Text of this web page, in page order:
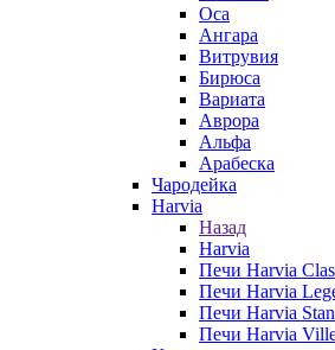
Оса
Ангара
Витрувия
Бирюса
Вариата
Аврора
Альфа
Арабеска
Чародейка
Harvia
Назад
Harvia
Печи Harvia
Печи Harvia
Печи Harvia
Печи Harvia